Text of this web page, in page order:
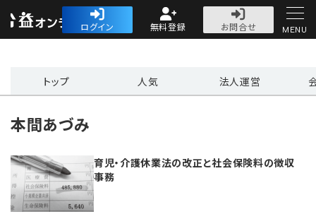
公益・一般法人オ
ログイン 無料登録
お問合せ
人気記事
法人運営
MENU
トップ 人気 法人運営
本間あづみ
育児・介護休業法の改正と社会保険料の徴収
事務